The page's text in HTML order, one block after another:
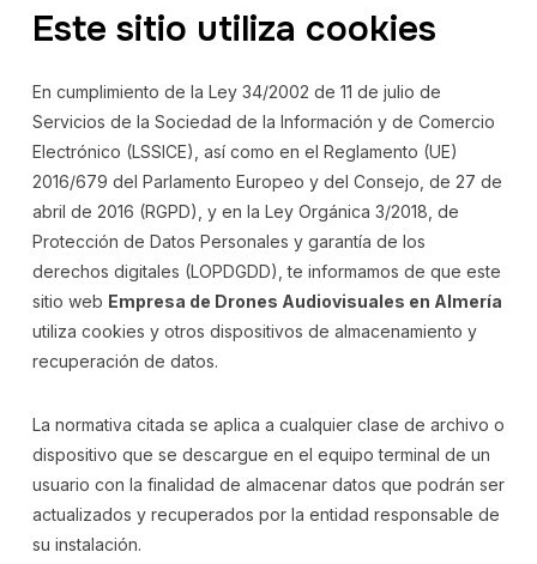
Este sitio utiliza cookies
En cumplimiento de la Ley 34/2002 de 11 de julio de
Servicios de la Sociedad de la Información y de Comercio
Electrónico (LSSICE), así como en el Reglamento (UE)
2016/679 del Parlamento Europeo y del Consejo, de 27 de
abril de 2016 (RGPD), y en la Ley Orgánica 3/2018, de
Protección de Datos Personales y garantía de los
derechos digitales (LOPDGDD), te informamos de que este
sitio web Empresa de Drones Audiovisuales en Almería
utiliza cookies y otros dispositivos de almacenamiento y
recuperación de datos.
La normativa citada se aplica a cualquier clase de archivo o
dispositivo que se descargue en el equipo terminal de un
usuario con la finalidad de almacenar datos que podrán ser
actualizados y recuperados por la entidad responsable de
su instalación.